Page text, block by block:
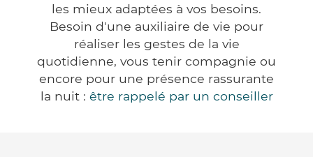
les mieux adaptées à vos besoins.
Besoin d'une auxiliaire de vie pour
réaliser les gestes de la vie
quotidienne, vous tenir compagnie ou
encore pour une présence rassurante
la nuit : être rappelé par un conseiller